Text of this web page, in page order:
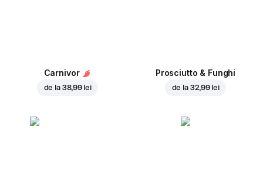
Carnivor
de la 38,99 lei
Prosciutto & Funghi
de la 32,99 lei